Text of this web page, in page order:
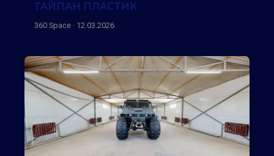
ТАЙПАН ПЛАСТИК
360 Space · 12.03.2026